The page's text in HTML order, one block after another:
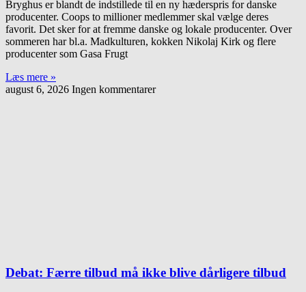
Bryghus er blandt de indstillede til en ny hæderspris for danske
producenter. Coops to millioner medlemmer skal vælge deres
favorit. Det sker for at fremme danske og lokale producenter. Over
sommeren har bl.a. Madkulturen, kokken Nikolaj Kirk og flere
producenter som Gasa Frugt
Læs mere »
august 6, 2026 Ingen kommentarer
Debat: Færre tilbud må ikke blive dårligere tilbud